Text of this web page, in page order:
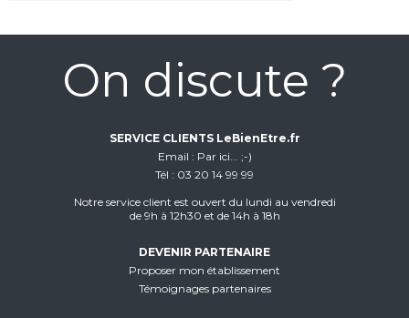
On discute ?
SERVICE CLIENTS LeBienEtre.fr
Email
Par ici... ;-)
Tél
03 20 14 99 99
Notre service client est ouvert du lundi au vendredi
de 9h à 12h30 et de 14h à 18h
DEVENIR PARTENAIRE
Proposer mon établissement
Témoignages partenaires